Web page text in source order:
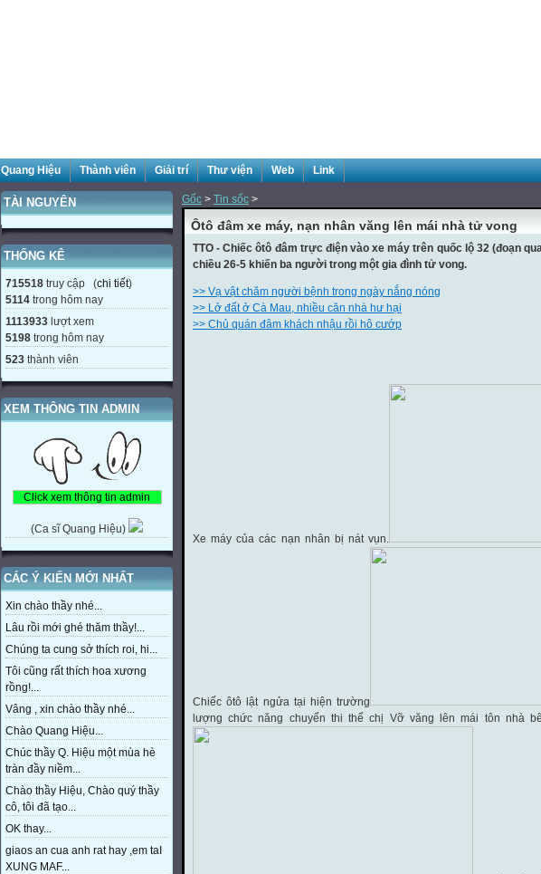
Quang Hiệu Thành viên Giải trí Thư viện Web Link
TÀI NGUYÊN
THỐNG KÊ
715518 truy cập (chi tiết)
5114 trong hôm nay
1113933 lượt xem
5198 trong hôm nay
523 thành viên
XEM THÔNG TIN ADMIN
(Ca sĩ Quang Hiệu)
CÁC Ý KIẾN MỚI NHẤT
Xin chào thầy nhé...
Lâu rồi mới ghé thăm thầy!...
Chúng ta cung sở thích roi, hi...
Tôi cũng rất thích hoa xương
rồng!...
Vâng , xin chào thầy nhé...
Chào Quang Hiệu...
Chúc thầy Q. Hiệu một mùa hè
tràn đầy niềm...
Chào thầy Hiệu, Chào quý thầy
cô, tôi đã tạo...
OK thay...
giaos an cua anh rat hay ,em taI
XUNG MAF...
Gốc > Tin sốc >
Ôtô đâm xe máy, nạn nhân văng lên mái nhà tử vong
TTO - Chiếc ôtô đâm trực điện vào xe máy trên quốc lộ 32 (đoạn
chiều 26-5 khiến ba người trong một gia đình tử vong.
>> Vạ vật chăm người bệnh trong ngày nắng nóng
>> Lở đất ở Cà Mau, nhiều căn nhà hư hại
>> Chủ quán đâm khách nhậu rồi hô cướp
Xe máy của các nạn nhân bị nát vụn.
Chiếc ôtô lật ngửa tại hiện trường
lượng chức năng chuyển thi thể chị Vỡ văng lên mái tôn nhà